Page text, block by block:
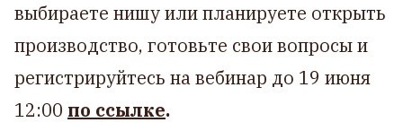
выбираете нишу или планируете открыть
производство, готовьте свои вопросы и
регистрируйтесь на вебинар до 19 июня
12:00 по ссылке.